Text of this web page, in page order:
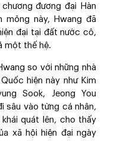
đương đại Hàn
mỏng này, Hwang đã
đại tại đất nước cô,
một thế hệ.
so với những nhà
hiện này như Kim
Sook, Jeong You
sâu vào từng cá nhân,
quát lên, cho thấy
xã hội hiện đại ngày